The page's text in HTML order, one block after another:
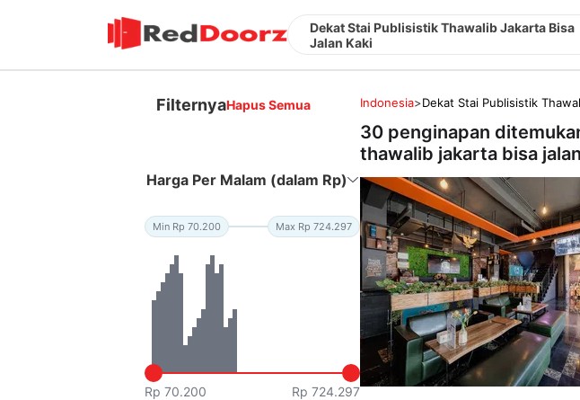
Dekat Stai Publisistik Thawalib Jakarta Bisa
Jalan Kaki
FilternyaHapus Semua
Harga Per Malam (dalam Rp)
Min Rp 70.200 Max Rp 724.297
Rp 70.200 Rp 724.297
Indonesia>Dekat Stai Publisistik
30 penginapan
thawalib jakarta bisa